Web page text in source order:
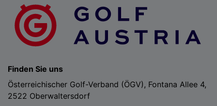
Finden Sie uns
Österreichischer Golf-Verband (ÖGV), Fontana Allee 4,
2522 Oberwaltersdorf